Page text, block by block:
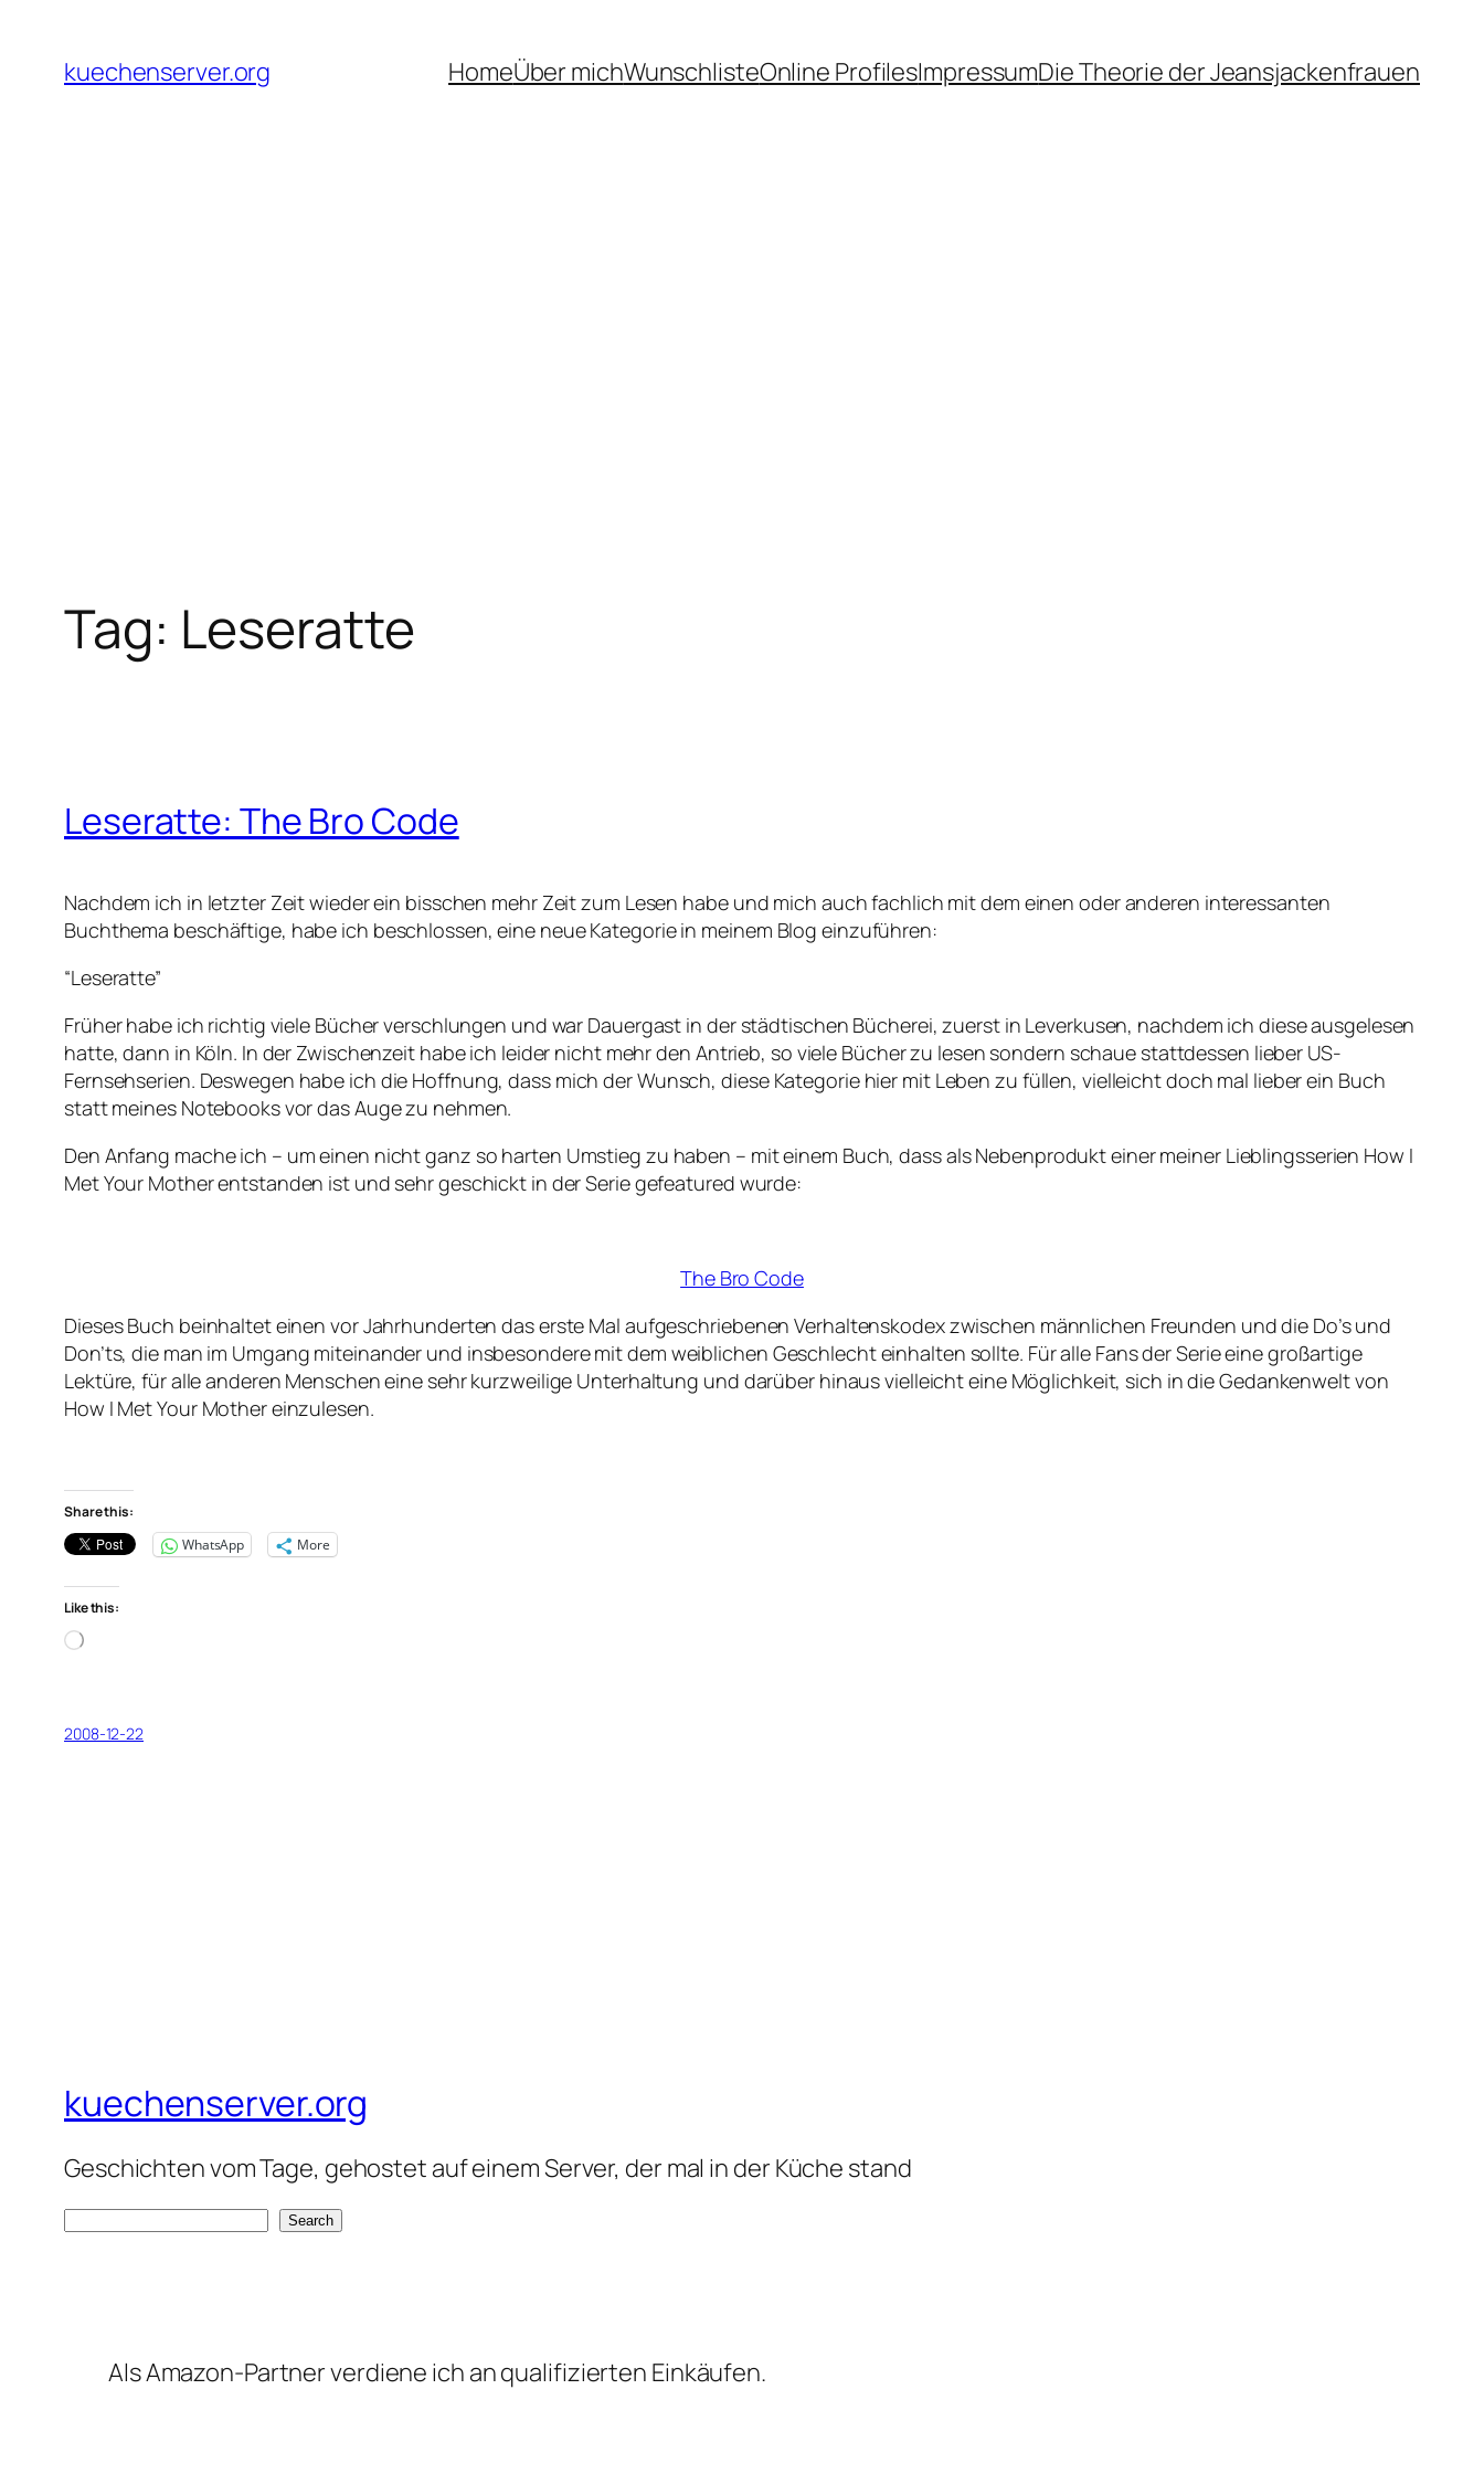
content
kuechenserver.org HomeÜber michWunschlisteOnline ProfilesImpressumDie Theorie der Jeansjackenfrauen
Tag: Leseratte
Leseratte: The Bro Code
Nachdem ich in letzter Zeit wieder ein bisschen mehr Zeit zum Lesen habe und mich auch fachlich mit dem einen oder anderen interessanten
Buchthema beschäftige, habe ich beschlossen, eine neue Kategorie in meinem Blog einzuführen:
“Leseratte”
Früher habe ich richtig viele Bücher verschlungen und war Dauergast in der städtischen Bücherei, zuerst in Leverkusen, nachdem ich diese ausgelesen
hatte, dann in Köln. In der Zwischenzeit habe ich leider nicht mehr den Antrieb, so viele Bücher zu lesen sondern schaue stattdessen lieber US-
Fernsehserien. Deswegen habe ich die Hoffnung, dass mich der Wunsch, diese Kategorie hier mit Leben zu füllen, vielleicht doch mal lieber ein Buch
statt meines Notebooks vor das Auge zu nehmen.
Den Anfang mache ich – um einen nicht ganz so harten Umstieg zu haben – mit einem Buch, dass als Nebenprodukt einer meiner Lieblingsserien How I
Met Your Mother entstanden ist und sehr geschickt in der Serie gefeatured wurde:
The Bro Code
Dieses Buch beinhaltet einen vor Jahrhunderten das erste Mal aufgeschriebenen Verhaltenskodex zwischen männlichen Freunden und die Do’s und
Don’ts, die man im Umgang miteinander und insbesondere mit dem weiblichen Geschlecht einhalten sollte. Für alle Fans der Serie eine großartige
Lektüre, für alle anderen Menschen eine sehr kurzweilige Unterhaltung und darüber hinaus vielleicht eine Möglichkeit, sich in die Gedankenwelt von
How I Met Your Mother einzulesen.
Share this:
WhatsApp
More
Like this:
Loading…
2008-12-22
kuechenserver.org
Geschichten vom Tage, gehostet auf einem Server, der mal in der Küche stand
S
Search
Als Amazon-Partner verdiene ich an qualifizierten Einkäufen.